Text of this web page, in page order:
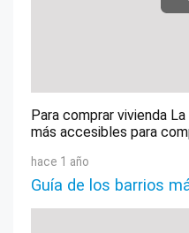
Para comprar vivienda
más accesibles para
hace 1 año
Guía de los barrios